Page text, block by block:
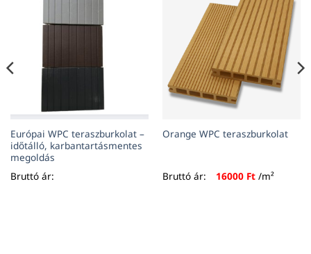
Európai WPC teraszburkolat –
időtálló, karbantartásmentes
megoldás
Bruttó ár:
Orange WPC teraszburkolat
Bruttó ár: 16000 Ft/m²